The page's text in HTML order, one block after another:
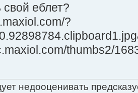
свой еблет?
?
thumbs2/
недооценивать